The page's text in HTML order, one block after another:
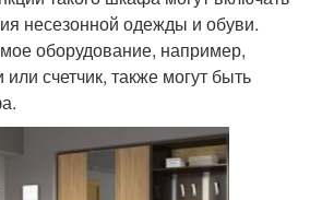
несезонной одежды и обуви.
оборудование, например,
счетчик, также могут быть